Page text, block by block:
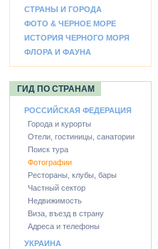
СТРАНЫ И ГОРОДА
ФОТО & ЧЕРНОЕ МОРЕ
ИСТОРИЯ ЧЕРНОГО МОРЯ
ФЛОРА И ФАУНА
ГИД ПО СТРАНАМ
РОССИЙСКАЯ ФЕДЕРАЦИЯ
Города и курорты
Отели, гостиницы, санатории
Поиск тура
Фотографии
Рестораны, клубы, бары
Частный сектор
Недвижимость
Виза, въезд в страну
Адреса и телефоны
УКРАИНА